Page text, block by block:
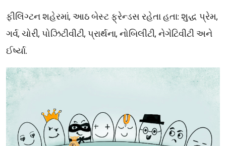
ફીલિંગ્ટન શહેરમાં, આઠ બેસ્ટ ફ્રેન્ડસ રહેતા હતા: શુદ્ધ પ્રેમ,
ગર્વ, ચોરી, પોઝિટીવીટી, પ્રાર્થના, નોબિલીટી, નેગેટિવીટી અને
ઈર્ષ્યા.